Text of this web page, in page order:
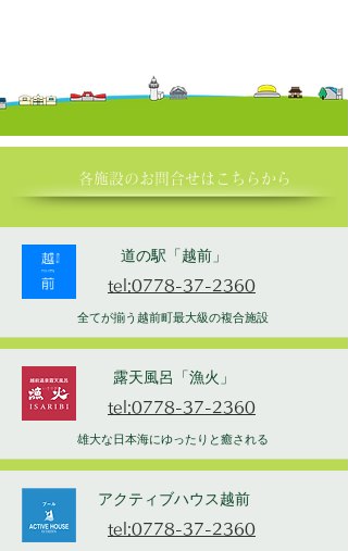
各施設の​お問合せはこちらから
道の駅「越前」
tel:0778-37-2360
全てが揃う越前町最大級の複合施設
露天風呂「漁火」
tel:0778-37-2360
雄大な日本海にゆったりと癒される
アクティブハウス越前
tel:0778-37-2360